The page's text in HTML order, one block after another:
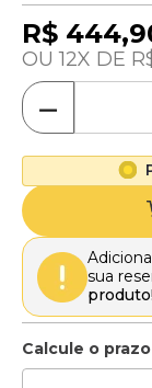
R$ 444,
12
－
sua
produto!